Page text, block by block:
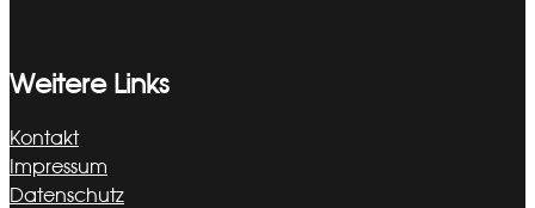
Weitere Links
Kontakt
Impressum
Datenschutz